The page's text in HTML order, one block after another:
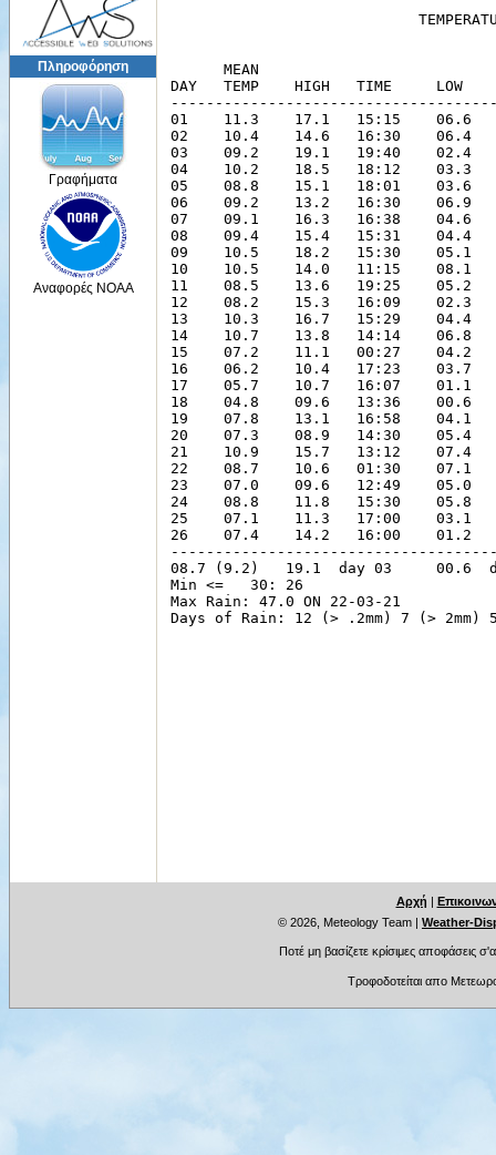
Πληροφόρηση
Γραφήματα
Αναφορές NOAA
Αρχή |
© 2026, Meteology Team | Weather-
Ποτέ μη βασίζετε κρίσιμες αποφάσεις
Τροφοδοτείται απο